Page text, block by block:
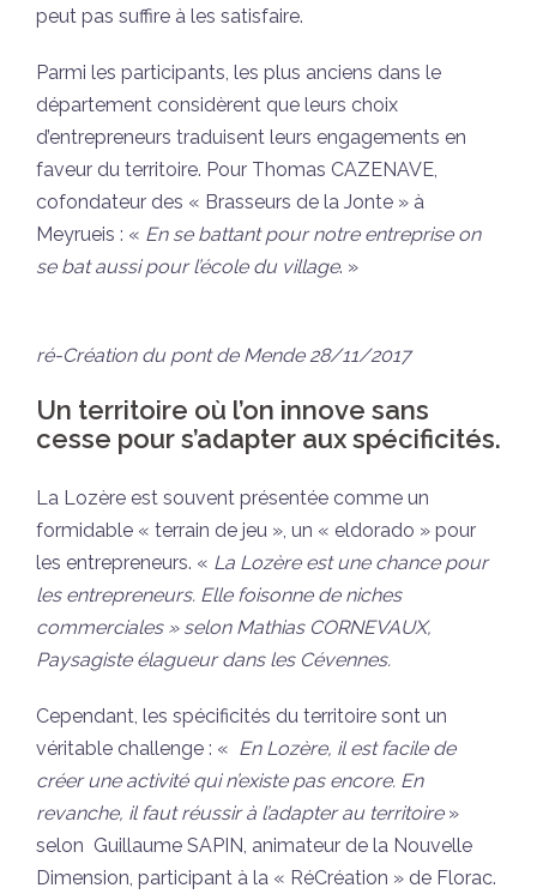
peut pas suffire à les satisfaire.
Parmi les participants, les plus anciens dans le
département considèrent que leurs choix
d’entrepreneurs traduisent leurs engagements en
faveur du territoire. Pour Thomas CAZENAVE,
cofondateur des « Brasseurs de la Jonte » à
Meyrueis : « En se battant pour notre entreprise on
se bat aussi pour l’école du village. »
ré-Création du pont de Mende 28/11/2017
Un territoire où l’on innove sans
cesse pour s’adapter aux spécificités.
La Lozère est souvent présentée comme un
formidable « terrain de jeu », un « eldorado » pour
les entrepreneurs. « La Lozère est une chance pour
les entrepreneurs. Elle foisonne de niches
commerciales » selon Mathias CORNEVAUX,
Paysagiste élagueur dans les Cévennes.
Cependant, les spécificités du territoire sont un
véritable challenge : « En Lozère, il est facile de
créer une activité qui n’existe pas encore. En
revanche, il faut réussir à l’adapter au territoire»
selon Guillaume SAPIN, animateur de la Nouvelle
Dimension, participant à la « RéCréation » de Florac.